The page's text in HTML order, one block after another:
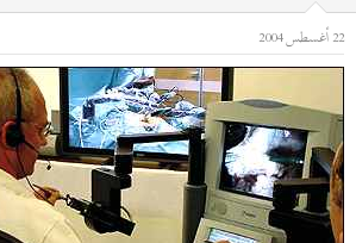
ل
م
ض
و
ع
ل
ب
د
ء
22 أغسطس 2004